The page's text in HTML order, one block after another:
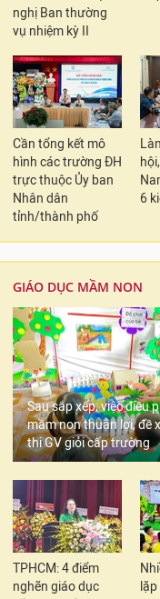
nghị Ban thường
vụ nhiệm kỳ II
Cần tổng kết mô
hình các trường ĐH
trực thuộc Ủy ban
Nhân dân
tỉnh/thành phố
6
GIÁO DỤC MẦM NON
Sau sắp xếp, việc điều
mầm non thuận lợi, đề
thi GV giỏi cấp trường
TPHCM: 4 điểm
nghẽn giáo dục